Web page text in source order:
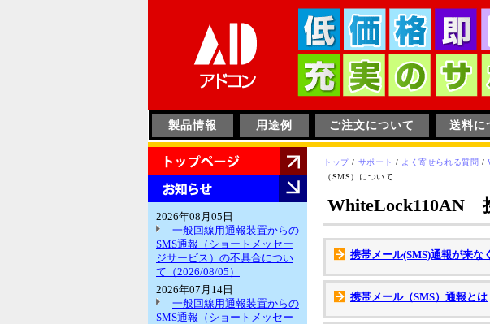
製品情報 用途例 ご注文について 送料に
せ2026年08月05日
一般回線用通報装置からの
SMS通報（ショートメッセー
ジサービス）の不具合につい
て（2026/08/05）
2026年07月14日
一般回線用通報装置からの
SMS通報（ショートメッセー
現
在
位
トップ/ サポート / よく寄せられる質問 /
（SMS）について
WhiteLock110AN
携帯メール(SMS)通報が来な
携帯メール（SMS）通報とは